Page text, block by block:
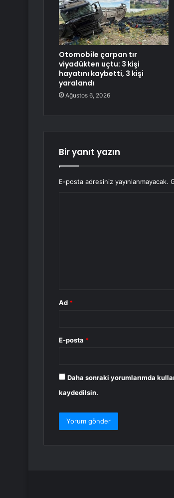
Otomobile çarpan tır
viyadükten uçtu: 3 kişi
hayatını kaybetti, 3 kişi
yaralandı
Ağustos 6, 2026
Bir yanıt yazın
E-posta adresiniz yayınlanmayacak.
Ad *
E-posta *
Daha sonraki yorumlarımda
kaydedilsin.